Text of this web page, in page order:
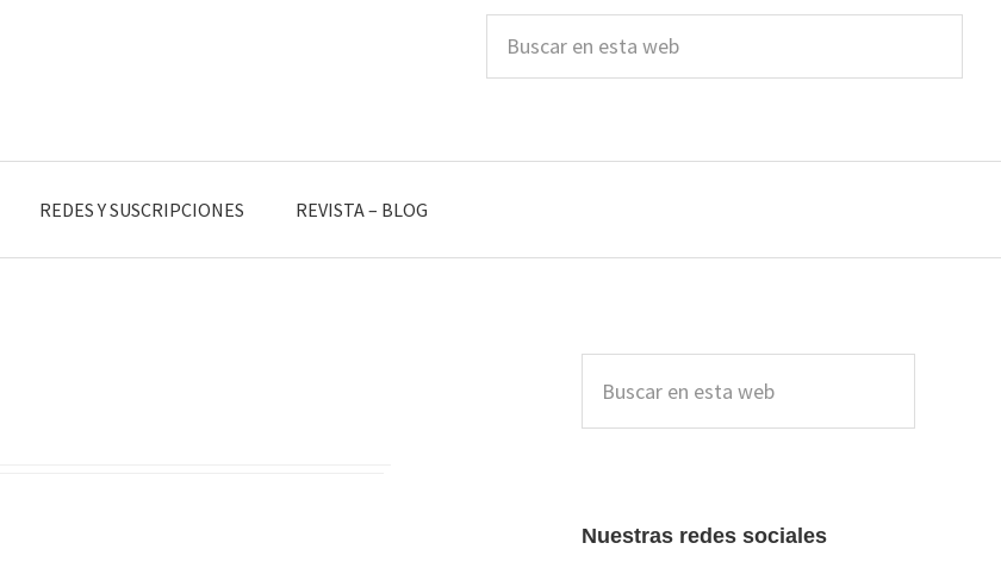
esta
REDES Y SUSCRIPCIONES REVISTA – BLOG
lateral
principal
esta
Nuestras redes sociales